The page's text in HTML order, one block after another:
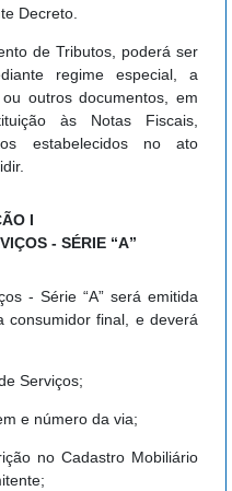
Decreto.
de Tributos, poderá ser
regime especial, a
outros documentos, em
às Notas Fiscais,
estabelecidos no ato
I
- SÉRIE “A”
- Série “A” será emitida
consumidor final, e deverá
Serviços;
e número da via;
no Cadastro Mobiliário